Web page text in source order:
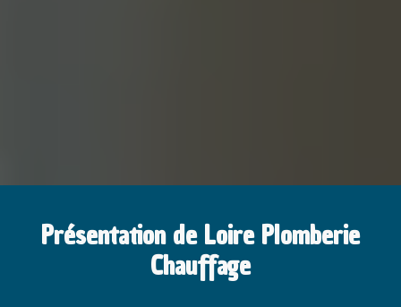
Présentation de Loire Plomberie
Chauffage